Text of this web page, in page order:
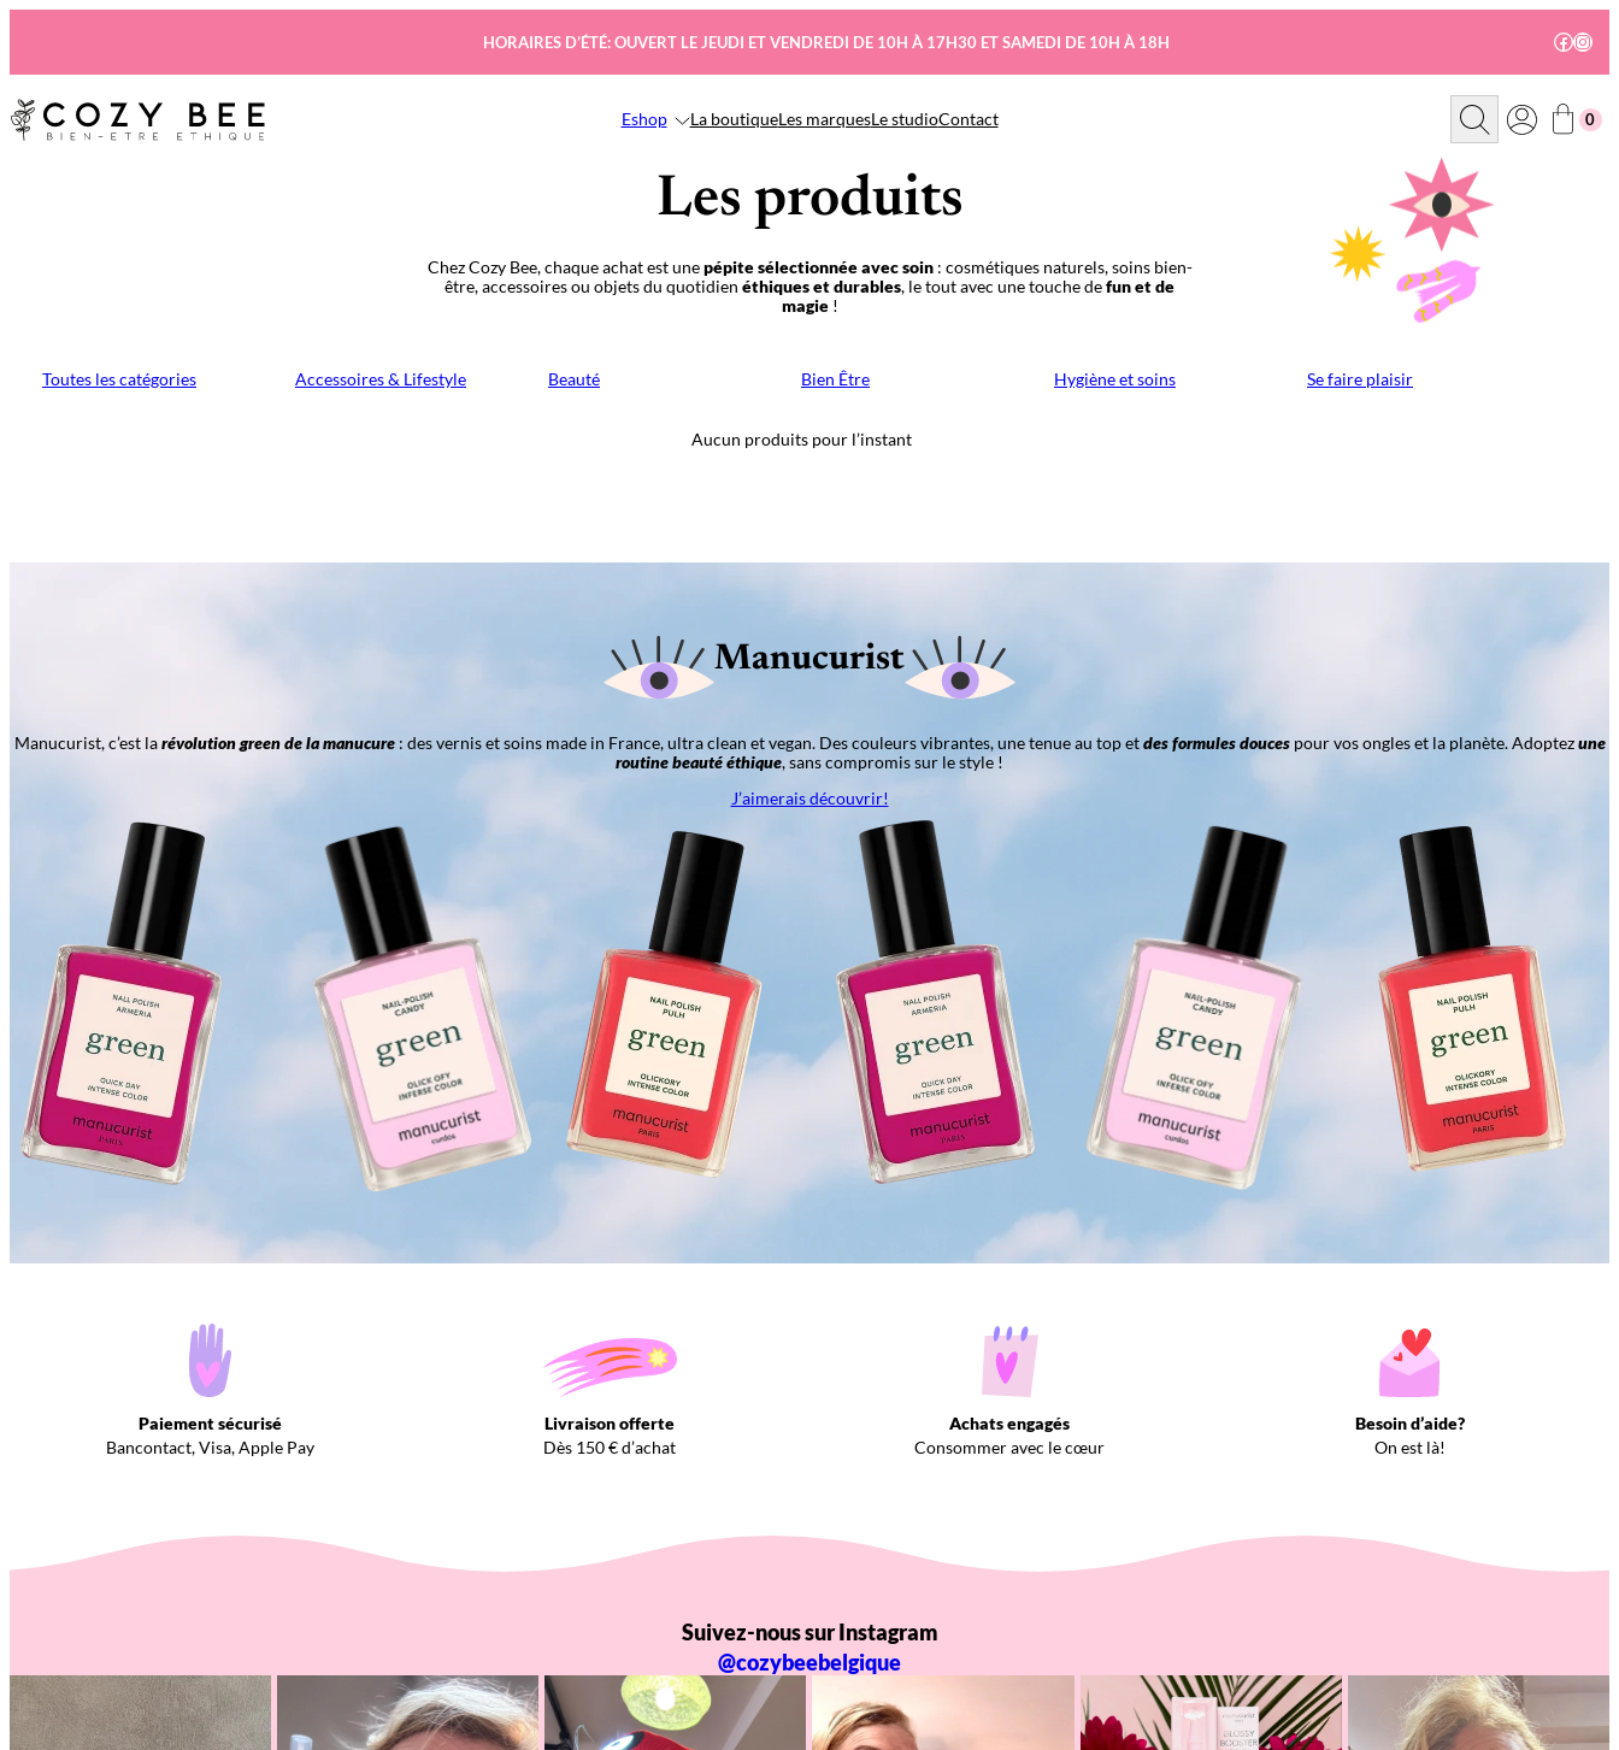
HORAIRES D’ÉTÉ: OUVERT LE JEUDI ET VENDREDI DE 10H À 17H30 ET SAMEDI DE 10H À 18H
Eshop La boutiqueLes marquesLe studioContact
R
c
e
r
c
h
e
0
Les produits
Chez Cozy Bee, chaque achat est unepépite sélectionnée avec soin: cosmétiques naturels, soins bien-
être, accessoires ou objets du quotidien éthiques et durables, le tout avec une touche defun et de
magie!
Toutes les catégories Accessoires & Lifestyle Beauté Bien Être Hygiène et soins Se faire plaisir
Aucun produits pour l’instant
Manucurist
Manucurist, c’est larévolution green de la manucure: des vernis et soins made in France, ultra clean et vegan. Des couleurs vibrantes, une tenue au top etdes formules doucespour vos ongles et la planète. Adoptezune
routine beauté éthique, sans compromis sur le style !
J’aimerais découvrir!
Paiement sécurisé
Bancontact, Visa, Apple Pay
Livraison offerte
Dès 150 € d’achat
Achats engagés
Consommer avec le cœur
Besoin d’aide?
On est là!
Suivez-nous sur Instagram
@cozybeebelgique